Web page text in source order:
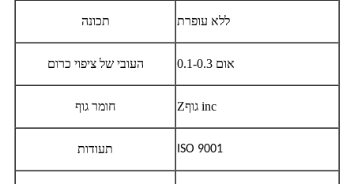
תכונה ללא עופרת
העובי של ציפוי כרום 0.1-0.3 אום
חומר גוף Z גוף inc
תעודות ISO 9001